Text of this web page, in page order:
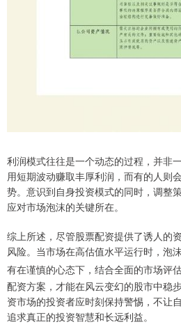
利润模式往往是一个动态的过程，并非
用短期波动赚取丰厚利润，而有的人则
势。意识到自身投资模式的同时，调整
应对市场泡沫的关键所在。
综上所述，尽管股票配资提供了诱人的
风险。当市场在高估值水平运行时，泡
有在谨慎的心态下，结合全面的市场评
配资方案，才能在风云变幻的股市中稳
资市场的投资者应时刻保持警惕，不让
追求真正的投资智慧和长远利益。